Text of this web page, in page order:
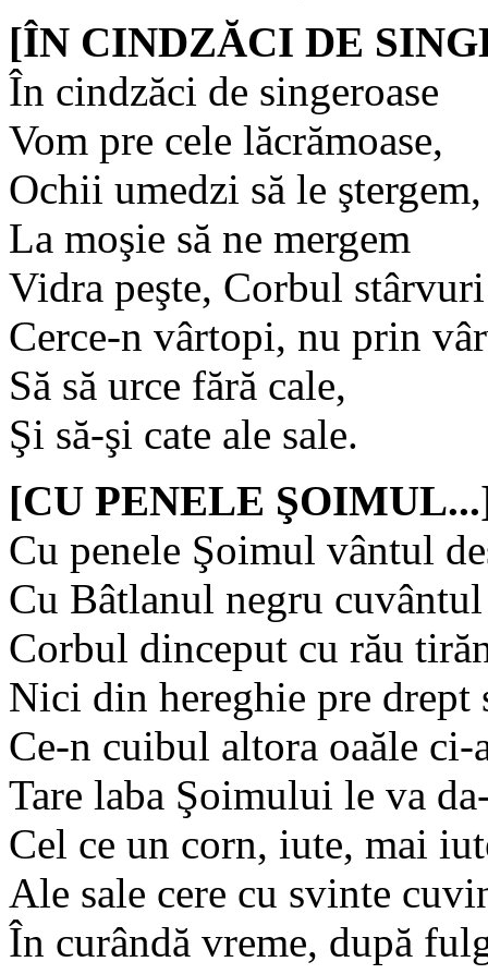
[ÎN CINDZĂCI DE
În cindzăci de singeroase
Vom pre cele lăcrămoase,
Ochii umedzi să le ştergem,
La moşie să ne mergem
Vidra peşte, Corbul stârvuri
Cerce-n vârtopi, nu prin
Să să urce fără cale,
Şi să-şi cate ale sale.
[CU PENELE
Cu penele Şoimul vântul
Cu Bâtlanul negru
Corbul dinceput cu rău
Nici din hereghie pre drept
Ce-n cuibul altora oaăle ci-
Tare laba Şoimului le va
Cel ce un corn, iute, mai
Ale sale cere cu svinte
În curândă vreme, după